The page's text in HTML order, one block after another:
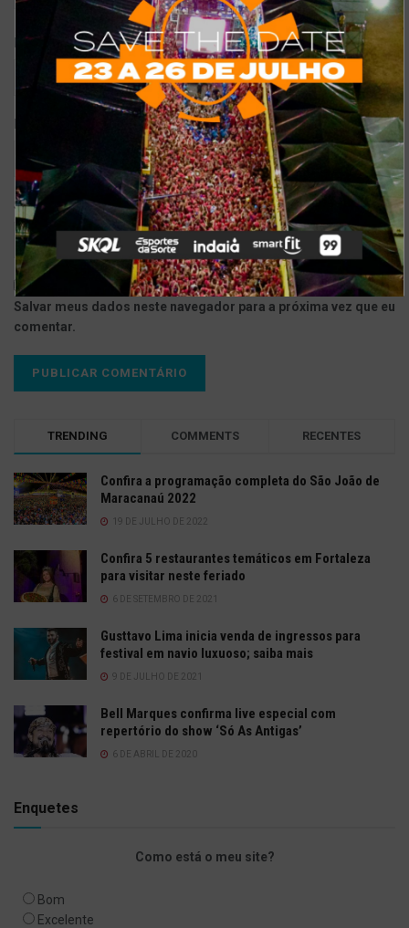
Nome
Site
Salvar meus dados neste navegador para a próxima vez que eu
comentar.
TRENDING COMMENTS RECENTES
Confira a programação completa do São João de
Maracanaú 2022
19 DE JULHO DE 2022
Confira 5 restaurantes temáticos em Fortaleza
para visitar neste feriado
6 DE SETEMBRO DE 2021
Gusttavo Lima inicia venda de ingressos para
festival em navio luxuoso; saiba mais
9 DE JULHO DE 2021
Bell Marques confirma live especial com
repertório do show ‘Só As Antigas’
6 DE ABRIL DE 2020
Enquetes
Como está o meu site?
Bom
Excelente